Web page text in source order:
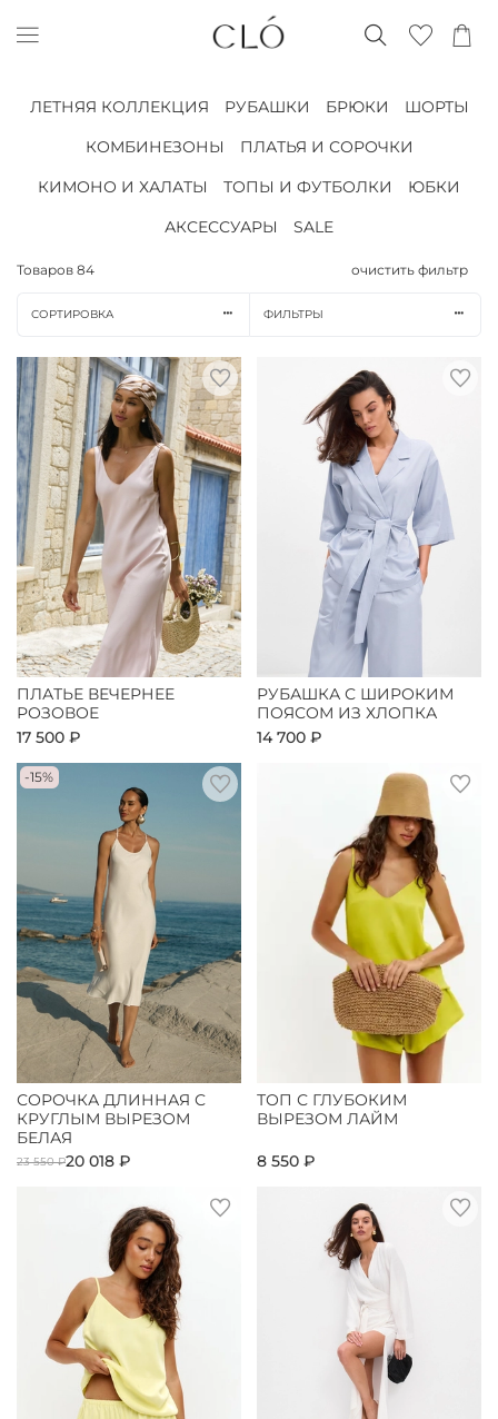
ЛЕТНЯЯ КОЛЛЕКЦИЯ РУБАШКИ БРЮКИ
ШОРТЫ
КОМБИНЕЗОНЫ
ПЛАТЬЯ И СОРОЧКИ
КИМОНО И ХАЛАТЫ
ТОПЫ И ФУТБОЛКИ
ЮБКИ
АКСЕССУАРЫ
SALE
Товаров 84 очистить фильтр
СОРТИРОВКА ФИЛЬТРЫ
ПЛАТЬЕ ВЕЧЕРНЕЕ
РОЗОВОЕ
17 500 ₽
РУБАШКА С ШИРОКИМ
ПОЯСОМ ИЗ ХЛОПКА
14 700 ₽
-15%
СОРОЧКА ДЛИННАЯ С
КРУГЛЫМ ВЫРЕЗОМ
БЕЛАЯ
23 550 ₽20 018 ₽
ТОП С ГЛУБОКИМ
ВЫРЕЗОМ ЛАЙМ
8 550 ₽